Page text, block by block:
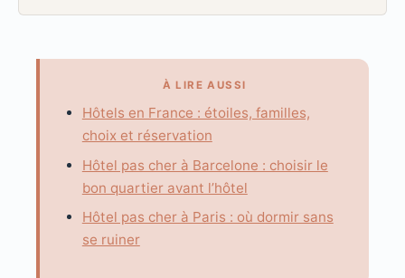
À LIRE AUSSI
Hôtels en France : étoiles, familles,
choix et réservation
Hôtel pas cher à Barcelone : choisir le
bon quartier avant l’hôtel
Hôtel pas cher à Paris : où dormir sans
se ruiner